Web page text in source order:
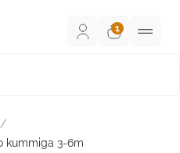
/
kummiga 3-6m